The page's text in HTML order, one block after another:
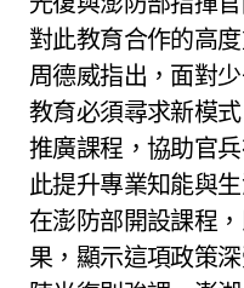
對此教育合作的高度
周德威指出，面對
教育必須尋求新模
推廣課程，協助官
此提升專業知能與
在澎防部開設課程
果，顯示這項政策